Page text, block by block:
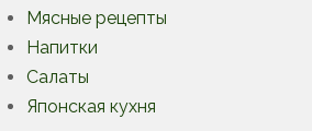
Мясные рецепты
Напитки
Салаты
Японская кухня